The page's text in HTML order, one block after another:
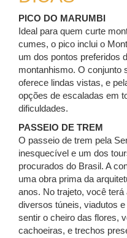
PICO DO MARUMBI
Ideal para quem curte
cumes, o pico inclui o
um dos pontos preferidos
montanhismo. O conjunto
oferece lindas vistas, e
opções de escaladas em
dificuldades.
PASSEIO DE TREM
O passeio de trem pela
inesquecível e um dos
procurados do Brasil. A
uma obra prima da
anos. No trajeto, você
diversos túneis, viadutos
sentir o cheiro das flores,
cachoeiras, e trechos